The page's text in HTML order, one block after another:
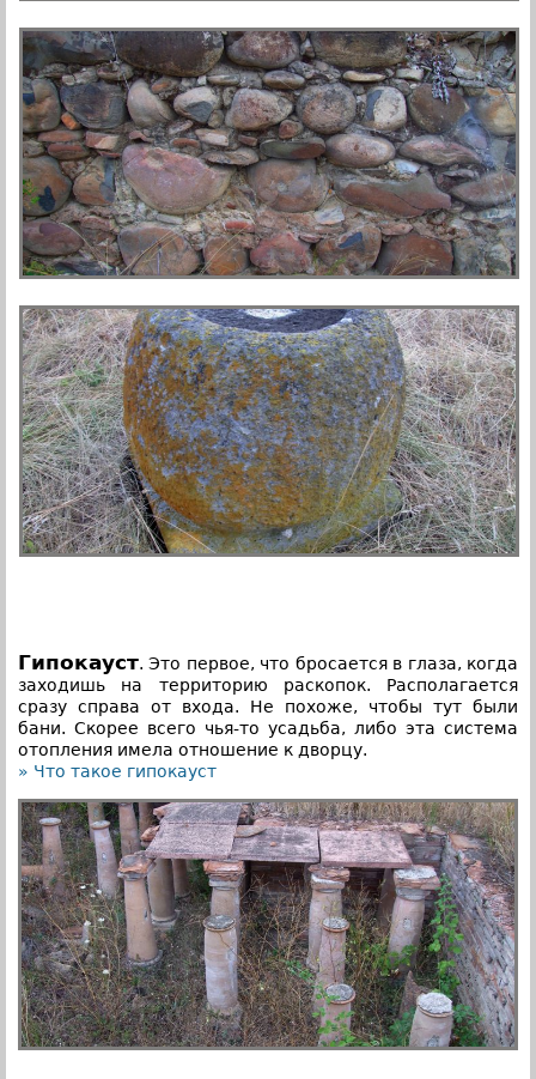
Гипокауст. Это первое, что бросается в глаза, когда
заходишь на территорию раскопок. Располагается
сразу справа от входа. Не похоже, чтобы тут были
бани. Скорее всего чья-то усадьба, либо эта система
отопления имела отношение к дворцу.
» Что такое гипокауст